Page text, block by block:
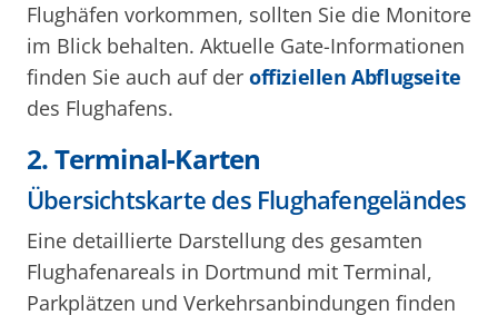
Flughäfen vorkommen, sollten Sie die Monitore
im Blick behalten. Aktuelle Gate-Informationen
finden Sie auch auf der offiziellen Abflugseite
des Flughafens.
2. Terminal-Karten
Übersichtskarte des Flughafengeländes
Eine detaillierte Darstellung des gesamten
Flughafenareals in Dortmund mit Terminal,
Parkplätzen und Verkehrsanbindungen finden